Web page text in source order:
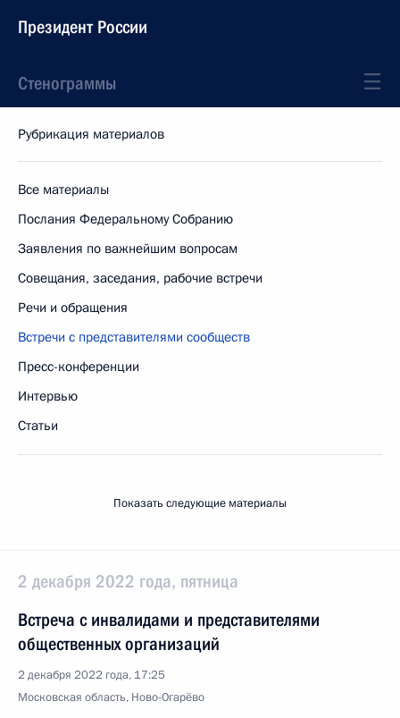
Президент России
Стенограммы
Рубрикация материалов
Все материалы
Послания Федеральному Собранию
Заявления по важнейшим вопросам
Совещания, заседания, рабочие встречи
Речи и обращения
Встречи с представителями сообществ
Пресс-конференции
Интервью
Статьи
Показать следующие материалы
2 декабря 2022 года, пятница
Встреча с инвалидами и представителями
общественных организаций
2 декабря 2022 года, 17:25
Московская область, Ново-Огарёво